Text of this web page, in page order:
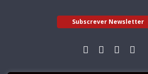
Subscrever Newsletter